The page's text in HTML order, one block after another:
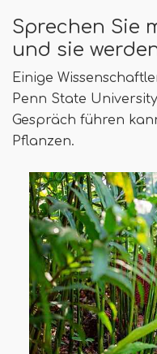
Sprechen Sie
und sie
Einige
Penn State
Gespräch führen
Pflanzen.